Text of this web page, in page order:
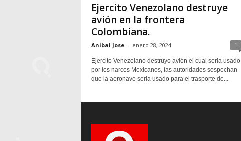
Ejercito Venezolano destruye
avión en la frontera
Colombiana.
Anibal Jose - enero 28, 2024 1
Ejercito Venezolano destruyo avión el cual seria usado
por los narcos Mexicanos, las autoridades sospechan
que la aeronave seria usado para el trasporte de...